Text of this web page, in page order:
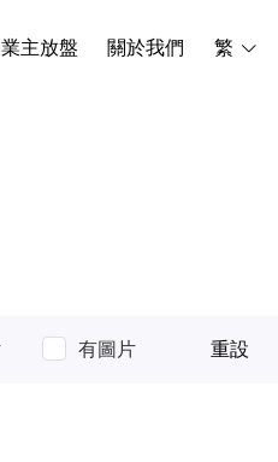
業主放盤 關於我們 繁
有圖片 重設